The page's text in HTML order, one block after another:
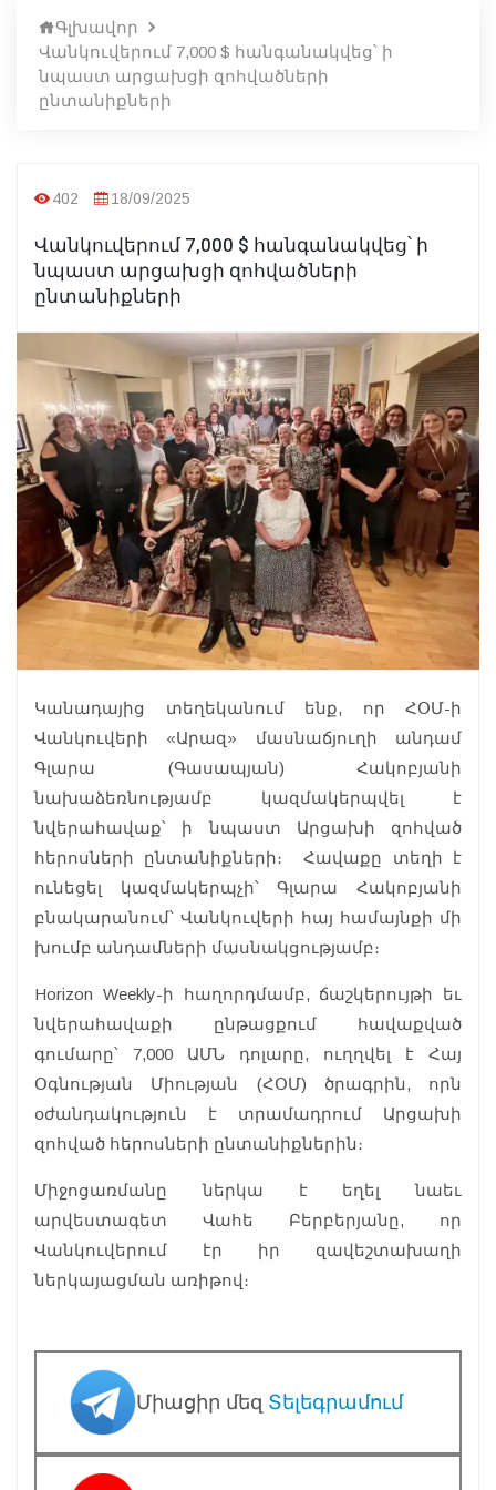
Գլխավոր
Վանկուվերում 7,000 $ հանգանակվեց՝ ի
նպաստ արցախցի զոհվածների
ընտանիքների
402 18/09/2025
Վանկուվերում 7,000 $ հանգանակվեց՝ ի
նպաստ արցախցի զոհվածների
ընտանիքների
Կանադայից տեղեկանում ենք, որ ՀՕՄ-ի
Վանկուվերի «Արազ» մասնաճյուղի անդամ
Գլարա (Գասապյան) Հակոբյանի
նախաձեռնությամբ կազմակերպվել է
նվերահավաք՝ ի նպաստ Արցախի զոհված
հերոսների ընտանիքների։ Հավաքը տեղի է
ունեցել կազմակերպչի՝ Գլարա Հակոբյանի
բնակարանում՝ Վանկուվերի հայ համայնքի մի
խումբ անդամների մասնակցությամբ։
Horizon Weekly-ի հաղորդմամբ, ճաշկերույթի եւ
նվերահավաքի ընթացքում հավաքված
գումարը՝ 7,000 ԱՄՆ դոլարը, ուղղվել է Հայ
Օգնության Միության (ՀՕՄ) ծրագրին, որն
օժանդակություն է տրամադրում Արցախի
զոհված հերոսների ընտանիքներին։
Միջոցառմանը ներկա է եղել նաեւ
արվեստագետ Վահե Բերբերյանը, որ
Վանկուվերում էր իր զավեշտախաղի
ներկայացման առիթով։
Միացիր մեզ Տելեգրամում